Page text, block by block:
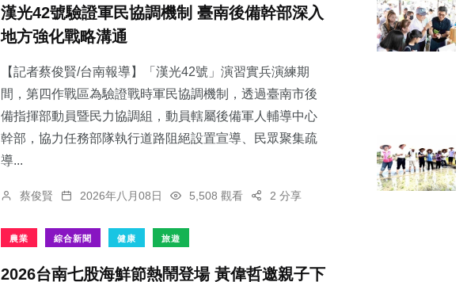
漢光42號驗證軍民協調機制 臺南後備幹部深入
地方強化戰略溝通
【記者蔡俊賢/台南報導】「漢光42號」演習實兵演練期
間，第四作戰區為驗證戰時軍民協調機制，透過臺南市後
備指揮部動員暨民力協調組，動員轄屬後備軍人輔導中心
幹部，協力任務部隊執行道路阻絕設置宣導、民眾聚集疏
導...
蔡俊賢 2026年八月08日 5,508 觀看 2 分享
農業 綜合新聞 健康 旅遊
2026台南七股海鮮節熱鬧登場 黃偉哲邀親子下